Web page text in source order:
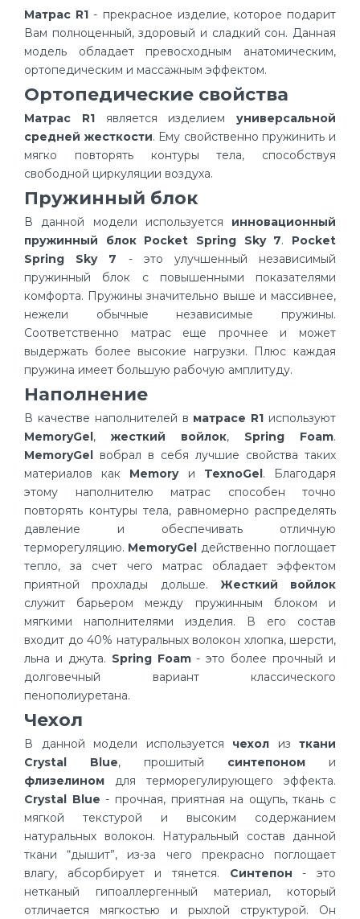
Матрас R1 - прекрасное изделие, которое подарит
Вам полноценный, здоровый и сладкий сон. Данная
модель обладает превосходным анатомическим,
ортопедическим и массажным эффектом.
Ортопедические свойства
Матрас R1является изделием универсальной
средней жесткости. Ему свойственно пружинить и
мягко повторять контуры тела, способствуя
свободной циркуляции воздуха.
Пружинный блок
В данной модели используется инновационный
пружинный блок Pocket Spring Sky 7. Pocket
Spring Sky 7 - это улучшенный независимый
пружинный блок с повышенными показателями
комфорта. Пружины значительно выше и массивнее,
нежели обычные независимые пружины.
Соответственно матрас еще прочнее и может
выдержать более высокие нагрузки. Плюс каждая
пружина имеет большую рабочую амплитуду.
Наполнение
В качестве наполнителей в матрасе R1 используют
MemoryGel, жесткий войлок, Spring Foam.
MemoryGel вобрал в себя лучшие свойства таких
материалов как Memory и TexnoGel. Благодаря
этому наполнителю матрас способен точно
повторять контуры тела, равномерно распределять
давление и обеспечивать отличную
терморегуляцию. MemoryGel действенно поглощает
тепло, за счет чего матрас обладает эффектом
приятной прохлады дольше. Жесткий войлок
служит барьером между пружинным блоком и
мягкими наполнителями изделия. В его состав
входит до 40% натуральных волокон хлопка, шерсти,
льна и джута. Spring Foam- это более прочный и
долговечный вариант классического
пенополиуретана.
Чехол
В данной модели используется чехол из ткани
Crystal Blue, прошитый синтепоном и
флизелином для терморегулирующего эффекта.
Crystal Blue - прочная, приятная на ощупь, ткань с
мягкой текстурой и высоким содержанием
натуральных волокон. Натуральный состав данной
ткани “дышит”, из-за чего прекрасно поглощает
влагу, абсорбирует и тянется. Синтепон - это
нетканый гипоаллергенный материал, который
отличается мягкостью и рыхлой структурой. Он